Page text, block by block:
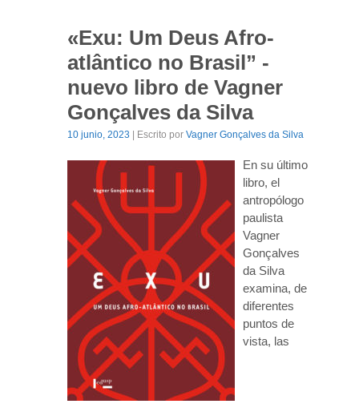
«Exu: Um Deus Afro-
atlântico no Brasil” -
nuevo libro de Vagner
Gonçalves da Silva
10 junio, 2023 | Escrito por Vagner Gonçalves da Silva
En su último
libro, el
antropólogo
paulista
Vagner
Gonçalves
da Silva
examina, de
diferentes
puntos de
vista, las